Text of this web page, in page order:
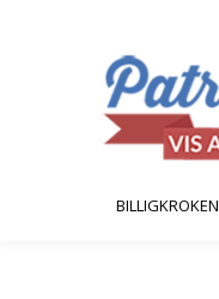
BILLIGKROKEN